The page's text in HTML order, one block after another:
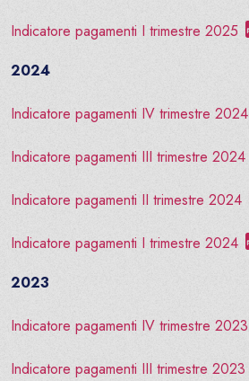
Indicatore pagamenti I trimestre 2025
2024
Indicatore pagamenti IV trimestre 2024
Indicatore pagamenti III trimestre 2024
Indicatore pagamenti II trimestre 2024
Indicatore pagamenti I trimestre 2024
2023
Indicatore pagamenti IV trimestre 2023
Indicatore pagamenti III trimestre 2023